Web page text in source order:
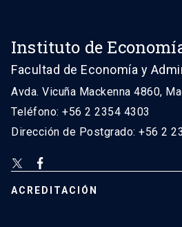
Instituto de
Facultad de Economía y
Avda. Vicuña Mackenna 4860,
Teléfono: +56 2 2354 4303
Dirección de Postgrado: +56 2
ACREDITACIÓN